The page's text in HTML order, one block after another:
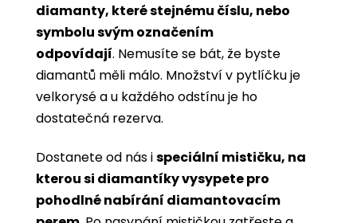
diamanty, které stejnému číslu, nebo
symbolu svým označením
odpovídají. Nemusíte se bát, že byste
diamantů měli málo. Množství v pytlíčku je
velkorysé a u každého odstínu je ho
dostatečná rezerva.
Dostanete od nás ispeciální mističku, na
kterou si diamantíky vysypete pro
pohodlné nabírání diamantovacím